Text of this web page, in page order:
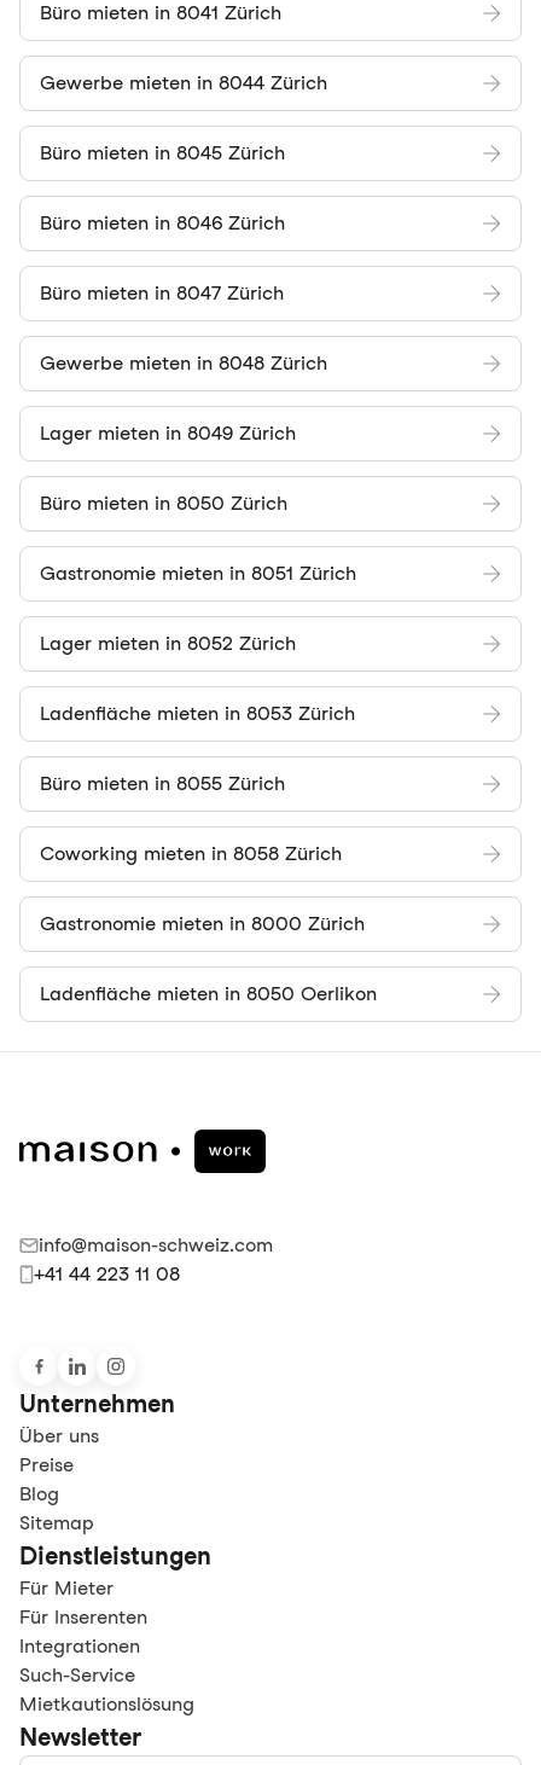
Büro mieten in 8041 Zürich
Gewerbe mieten in 8044 Zürich
Büro mieten in 8045 Zürich
Büro mieten in 8046 Zürich
Büro mieten in 8047 Zürich
Gewerbe mieten in 8048 Zürich
Lager mieten in 8049 Zürich
Büro mieten in 8050 Zürich
Gastronomie mieten in 8051 Zürich
Lager mieten in 8052 Zürich
Ladenfläche mieten in 8053 Zürich
Büro mieten in 8055 Zürich
Coworking mieten in 8058 Zürich
Gastronomie mieten in 8000 Zürich
Ladenfläche mieten in 8050 Oerlikon
info@maison-schweiz.com
+41 44 223 11 08
Unternehmen
Über uns
Preise
Blog
Sitemap
Dienstleistungen
Für Mieter
Für Inserenten
Integrationen
Such-Service
Mietkautionslösung
Newsletter